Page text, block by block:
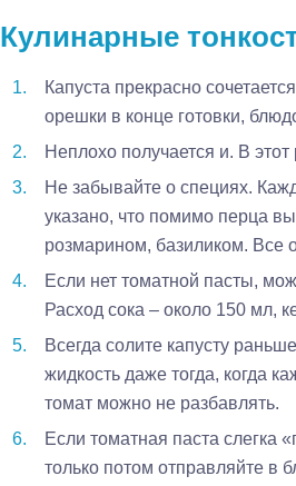
Кулинарные
Капуста прекрасно
орешки в конце готовки,
Неплохо получается и. В
Не забывайте о специях.
указано, что помимо перца
розмарином, базиликом. Все
Если нет томатной пасты,
Расход сока – около 150 мл,
Всегда солите капусту
жидкость даже тогда, когда
томат можно не разбавлять.
Если томатная паста слегка
только потом отправляйте в